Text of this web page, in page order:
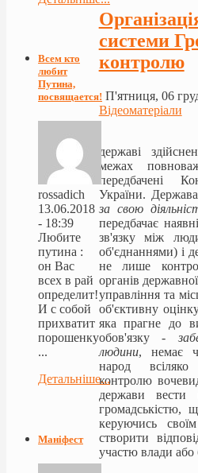
системи
контролю
П'ятниця, 06
Відеоматеріали
державі
межах
передбачені
України.
за свою
передбачає
зв'язку між
об'єднаннями) і
не лише
органів
управління та
об'єктивну
яка прагне до
обов'язку -
людини, немає
народ всіляко
контролю
держави вести
громадськістю,
керуючись
створити
участю влади або
Всем кто
любит
Путина,
посвящается!
rossadich
13.06.2018
- 18:39
Любите
путина :
он Вас
всех в рай
определит!
И с собой
прихватит
порошенку
...
Детальніше...
Маніфест